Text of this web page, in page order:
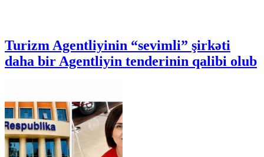
Turizm Agentliyinin “sevimli” şirkəti
daha bir Agentliyin tenderinin qalibi olub